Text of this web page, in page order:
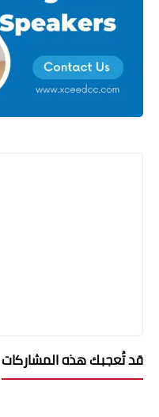
قد تُعجبك هذه المشاركات